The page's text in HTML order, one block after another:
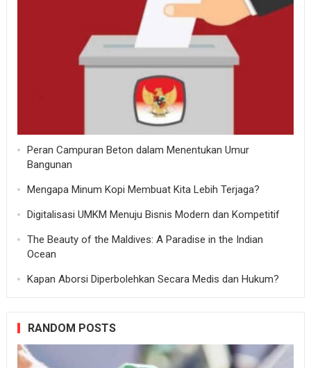
Peran Campuran Beton dalam Menentukan Umur
Bangunan
Mengapa Minum Kopi Membuat Kita Lebih Terjaga?
Digitalisasi UMKM Menuju Bisnis Modern dan Kompetitif
The Beauty of the Maldives: A Paradise in the Indian
Ocean
Kapan Aborsi Diperbolehkan Secara Medis dan Hukum?
RANDOM POSTS